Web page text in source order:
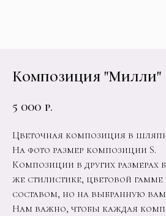
Композиция "Милли"
5 000 р.
Цветочная композиция в
На фото размер композиции S.
Композиции в других размерах
же стилистике, цветовой
составом, но на выбранную
Нам важно, чтобы каждая